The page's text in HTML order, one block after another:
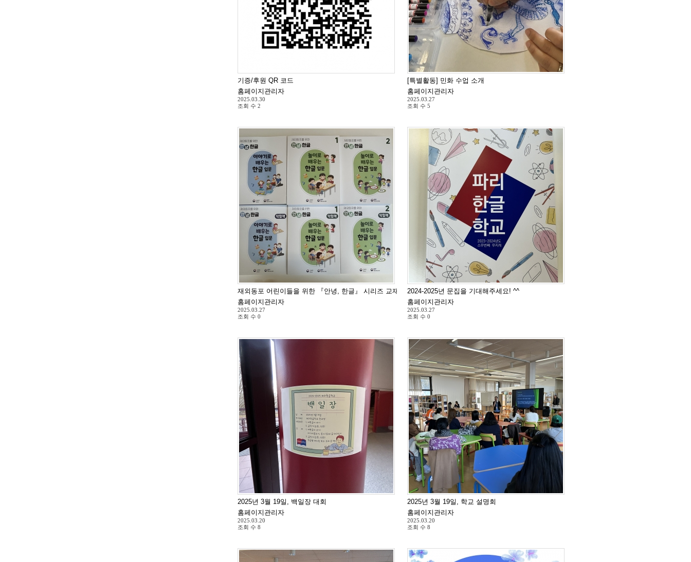
기증/후원 QR 코드
홈페이지관리자
2025.03.30
조회 수 2
[특별활동] 민화 수업 소개
홈페이지관리자
2025.03.27
조회 수 5
재외동포 어린이들을 위한 『안녕, 한글』 시리즈 교재 도착
홈페이지관리자
2025.03.27
조회 수 0
2024-2025년 문집을 기대해주세요! ^^
홈페이지관리자
2025.03.27
조회 수 0
2025년 3월 19일, 백일장 대회
홈페이지관리자
2025.03.20
조회 수 8
2025년 3월 19일, 학교 설명회
홈페이지관리자
2025.03.20
조회 수 8